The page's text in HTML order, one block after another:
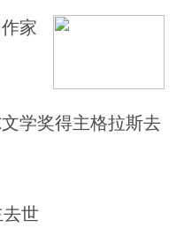
家
学奖得主格拉斯去
世